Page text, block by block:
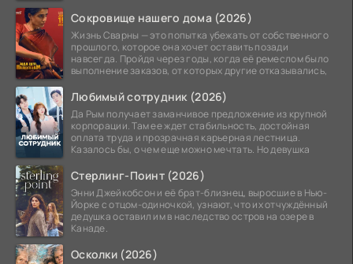
Сокровище нашего дома (2026)
Жизнь Сварны — это попытка убежать от собственного
прошлого, которое она хочет оставить позади
навсегда. Пройдя через годы, когда её ремеслом было
выполнение заказов, от которых другие отказывались,
Любимый сотрудник (2026)
Да Рым получает заманчивое предложение из крупной
корпорации. Там ее ждет стабильность, достойная
оплата труда и прозрачная карьерная лестница.
Казалось бы, о чем еще можно мечтать. Но девушка
Стерлинг-Поинт (2026)
Энни Джейкобсон и её брат-близнец, выросшие в Нью-
Йорке с отцом-одиночкой, узнают, что их отчуждённый
дедушка оставил им в наследство остров на озере в
Канаде.
Осколки (2026)